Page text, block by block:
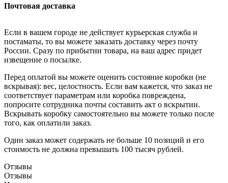
Почтовая доставка
Если в вашем городе не действует курьерская служба и
постаматы, то вы можете заказать доставку через почту
России. Сразу по прибытии товара, на ваш адрес придет
извещение о посылке.
Перед оплатой вы можете оценить состояние коробки (не
вскрывая): вес, целостность. Если вам кажется, что заказ не
соответствует параметрам или коробка повреждена,
попросите сотрудника почты составить акт о вскрытии.
Вскрывать коробку самостоятельно вы можете только после
того, как оплатили заказ.
Один заказ может содержать не больше 10 позиций и его
стоимость не должна превышать 100 тысяч рублей.
Отзывы
Отзывы